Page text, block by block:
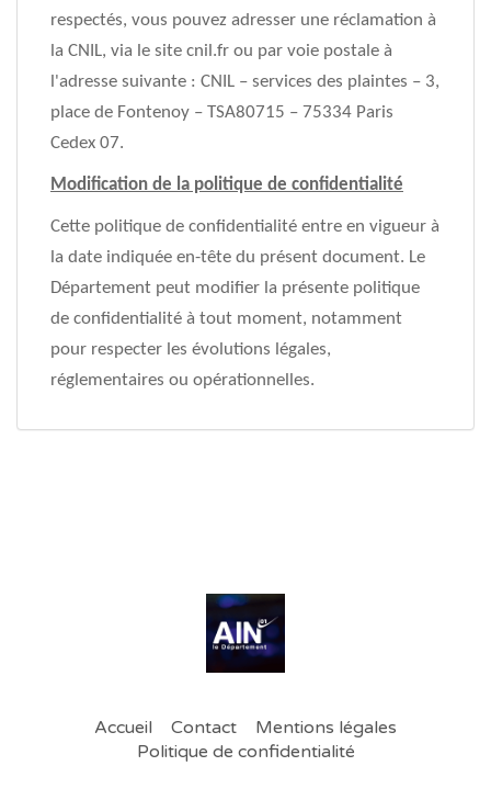
respectés, vous pouvez adresser une réclamation à
la CNIL, via le site cnil.fr ou par voie postale à
l'adresse suivante : CNIL – services des plaintes – 3,
place de Fontenoy – TSA80715 – 75334 Paris
Cedex 07.
Modification de la politique de confidentialité
Cette politique de confidentialité entre en vigueur à
la date indiquée en-tête du présent document. Le
Département peut modifier la présente politique
de confidentialité à tout moment, notamment
pour respecter les évolutions légales,
réglementaires ou opérationnelles.
Accueil Contact
Mentions légales
Politique de confidentialité